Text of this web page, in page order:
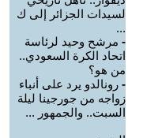
لسيدات الجزائر إلى ك
...
- مرشح وحيد لرئاسة
اتحاد الكرة السعودي..
من هو؟
- رونالدو يرد على أنباء
زواجه من جورجينا ليلة
السبت.. والجمهور ...